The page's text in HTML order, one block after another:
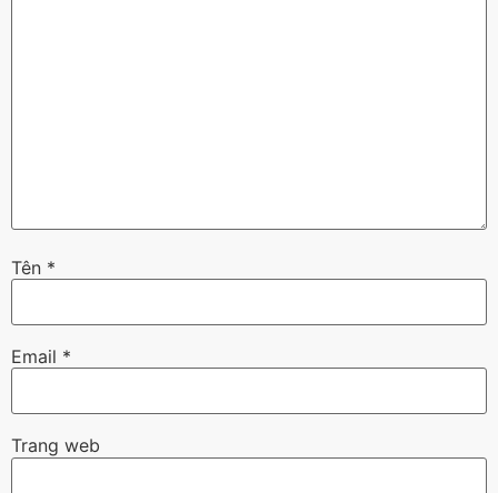
Tên *
Email *
Trang web